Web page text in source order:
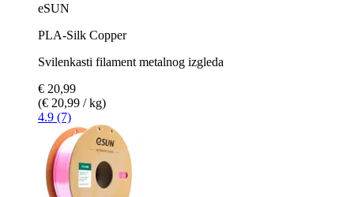
eSUN
PLA-Silk Copper
Svilenkasti filament metalnog izgleda
€ 20,99
(€ 20,99 / kg)
4.9 (7)